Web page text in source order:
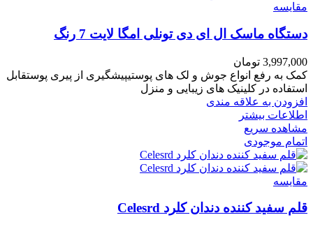
مقایسه
دستگاه ماسک ال ای دی تونلی امگا لایت 7 رنگ
3,997,000 تومان
کمک به رفع انواع جوش و لک های پوستیپیشگیری از پیری پوستقابل
استفاده در کلینیک های زیبایی و منزل
افزودن به علاقه مندی
اطلاعات بیشتر
مشاهده سریع
اتمام موجودی
مقایسه
قلم سفید کننده دندان کلرد Celesrd